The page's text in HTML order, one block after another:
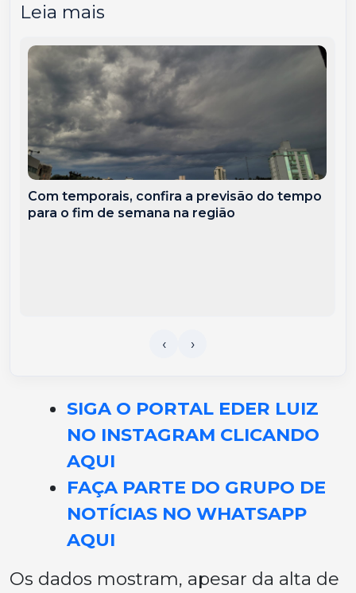
Leia mais
Com temporais, confira a previsão do tempo
para o fim de semana na região
SIGA O PORTAL EDER LUIZ
NO INSTAGRAM CLICANDO
AQUI
FAÇA PARTE DO GRUPO DE
NOTÍCIAS NO WHATSAPP
AQUI
Os dados mostram, apesar da alta de